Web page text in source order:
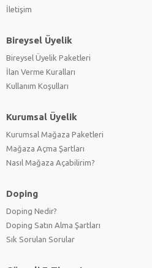
İletişim
Bireysel Üyelik
Bireysel Üyelik Paketleri
İlan Verme Kuralları
Kullanım Koşulları
Kurumsal Üyelik
Kurumsal Mağaza Paketleri
Mağaza Açma Şartları
Nasıl Mağaza Açabilirim?
Doping
Doping Nedir?
Doping Satın Alma Şartları
Sık Sorulan Sorular